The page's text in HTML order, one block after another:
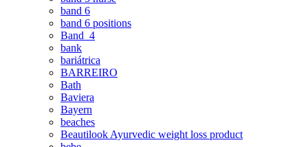
band 6
band 6 positions
Band_4
bank
bariátrica
BARREIRO
Bath
Baviera
Bayern
beaches
Beautilook Ayurvedic weight loss product